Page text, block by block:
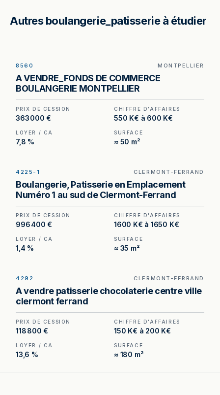
Autres boulangerie_patisserie à étudier
quinze places et linéaire de vitrine de 11 mètres
en secteur résidentiel.
8560 MONTPELLIER
A VENDRE_FONDS DE COMMERCE
BOULANGERIE MONTPELLIER
PRIX DE CESSION
363 000 €
CHIFFRE D'AFFAIRES
550 K€ à 600 K€
LOYER / CA
7,8 %
SURFACE
≈ 50 m²
Boulangerie-pâtisserie à vendre à Clermont-
Ferrand, au prix de 996 400 €. (Honoraires à la
charge de l'acquéreur : 56 400 €).
4225-1 CLERMONT-FERRAND
Boulangerie, Patisserie en Emplacement
Numéro 1 au sud de Clermont-Ferrand
PRIX DE CESSION
996 400 €
CHIFFRE D'AFFAIRES
1600 K€ à 1650 K€
LOYER / CA
1,4 %
SURFACE
≈ 35 m²
Boulangerie à Clermont-Ferrand — appartement
compris dans le bail, outil de production
d'environ 110 m² et implantation en angle.
4292 CLERMONT-FERRAND
A vendre patisserie chocolaterie centre ville
clermont ferrand
PRIX DE CESSION
118 800 €
CHIFFRE D'AFFAIRES
150 K€ à 200 K€
LOYER / CA
13,6 %
SURFACE
≈ 180 m²